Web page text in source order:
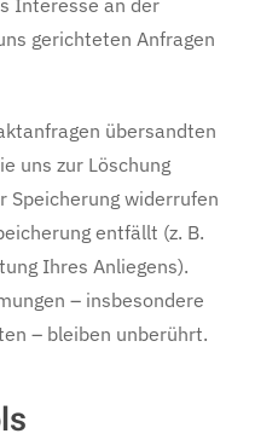
Interesse an der
gerichteten Anfragen
übersandten
uns zur Löschung
Speicherung widerrufen
entfällt (z. B.
Ihres Anliegens).
– insbesondere
– bleiben unberührt.